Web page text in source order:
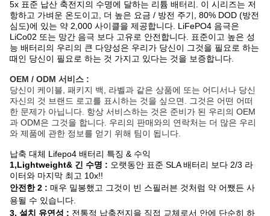
5x 표준 납산 축전지의 수명에 달하는 리튬 배터리. 이 시리즈는 저
항하고 가벼운 온도이고, 더 높은 요금 / 방전 주기, 80% DOD (방전
심도)에 있는 약 2,000 사이클을 제공합니다. LiFePO4 음극은
LiCo02 또는 망간 음극 보다 고유로 안전합니다. 표준이고 높은 성
능 배터리의 우리의 큰 다양성은 우리가 당신이 그것을 필요로 하는
때인 당신이 필요로 하는 것 가지고 있다는 것을 보증합니다.
OEM / ODM 서비스 :
당신이 케이블, 패키지 백, 라벨과 같은 상품에 또는 어디서나 당신
자신의 것 브랜드 로고를 표시하는 것을 싶으면. 그것은 어떤 어떠
한 문제가 아닙니다. 항상 서비스하는 것은 준비가 된 우리의 OEM
과 ODM은 그것을 합니다. 우리의 판매와의 연락처는 더 많은 우리
와 제품에 관한 정보를 얻기 위해 팀이 됩니다.
납축 대체 Lifepo4 배터리 특징 & 수익
1,Lightweight& 긴 수명 : 오랫동안 표준 SLA 배터리 보다 2/3 라
이터와 마지막 최고 10x!!
안전한 2 : 매우 밀봉했고 그것이 빈 스필러븐 것처럼 약 어쨌든 사
용될 수 있습니다.
3, 설치 유연성 : 전통적 납축전지을 직접 교체로서 안에 단순히 하